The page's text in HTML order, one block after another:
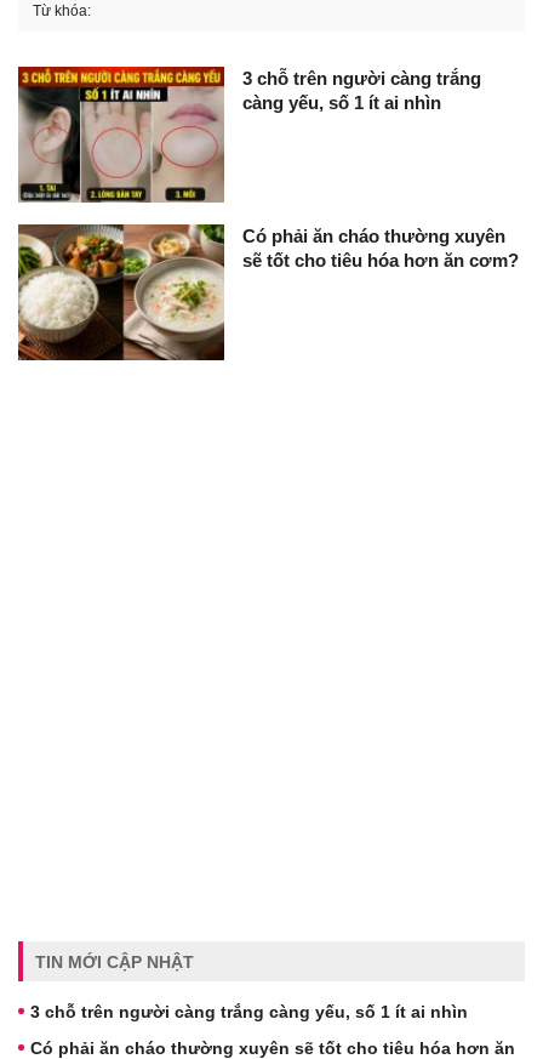
Từ khóa:
3 chỗ trên người càng trắng
càng yếu, số 1 ít ai nhìn
Có phải ăn cháo thường xuyên
sẽ tốt cho tiêu hóa hơn ăn cơm?
TIN MỚI CẬP NHẬT
3 chỗ trên người càng trắng càng yếu, số 1 ít ai nhìn
Có phải ăn cháo thường xuyên sẽ tốt cho tiêu hóa hơn ăn